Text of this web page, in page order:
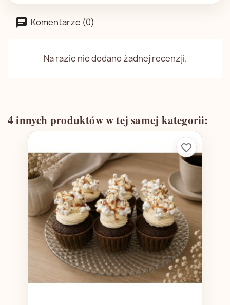
Komentarze (0)
Na razie nie dodano żadnej recenzji.
4 innych produktów w tej samej kategorii:
favorite_border